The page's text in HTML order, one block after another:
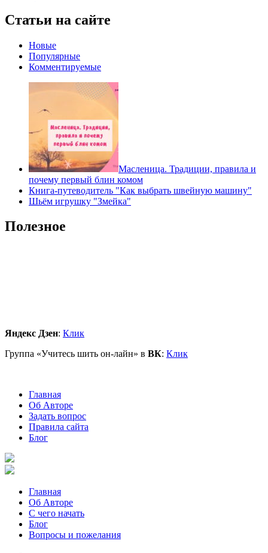
Статьи на сайте
Новые
Популярные
Комментируемые
Масленица. Традиции, правила и
почему первый блин комом
Книга-путеводитель "Как выбрать швейную машину"
Шьём игрушку "Змейка"
Полезное
Яндекс Дзен: Клик
Группа «Учитесь шить он-лайн» в ВК: Клик
Главная
Об Авторе
Задать вопрос
Правила сайта
Блог
Главная
Об Авторе
С чего начать
Блог
Вопросы и пожелания